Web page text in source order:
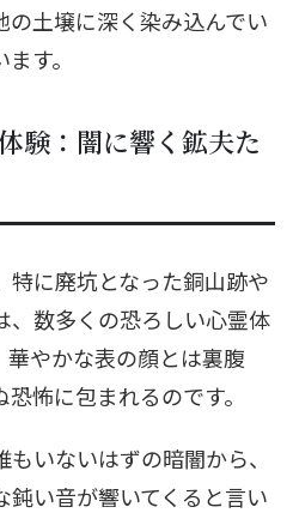
の土壌に深く染み込んでい
す。
験：闇に響く鉱夫た
特に廃坑となった銅山跡や
、数多くの恐ろしい心霊体
やかな表の顔とは裏腹
怖に包まれるのです。
いないはずの暗闇から、
い音が響いてくると言い